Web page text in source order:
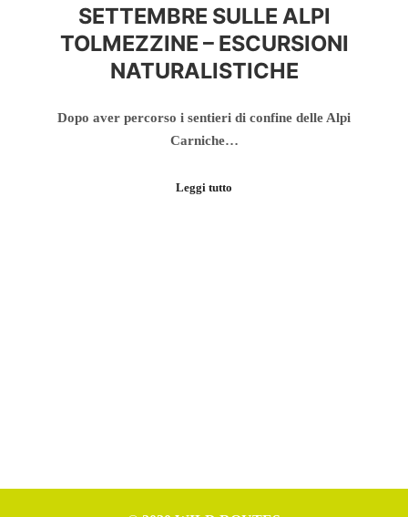
SETTEMBRE SULLE ALPI
TOLMEZZINE – ESCURSIONI
NATURALISTICHE
Dopo aver percorso i sentieri di confine delle Alpi
Carniche…
Leggi tutto